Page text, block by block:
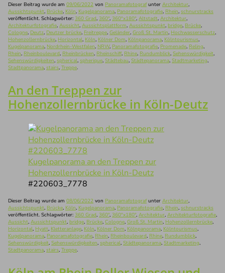
Dieser Beitrag wurde am 09/06/2022 von Panoramafotografunter Architektur,
Aussichtspunkt, Brücke, Köln, Kugelpanorama, Panoramafotografie, Rhein, schnurstracks
veröffentlicht. Schlagwörter: 360 Grad, 360°, 360°x180°, Altstadt, Architektur,
Architekturfotografie, Aussicht, Aussichtsplattform, Aussichtspunkt, bridge, Brücke,
Cologne, Deutz, Deutzer brücke, Freitreppe, Geländer, Groß St. Martin, Hochwasserschutz,
Hohenzollernbrücke, Horizontal, Köln, Kölner Dom, Kölnpanorama, Kölntourismus,
Kugelpanorama, Nordrhein-Westfalen, NRW, Panoramafotografie, Promenade, Reling,
Rhein, Rheinboulevard, Rheinbrücken, Rheinschiff, Rhine, Rundumblick, Sehenswürdigkeit,
Sehenswürdigkeiten, spherical, spherique, Städtebau, Städtepanorama, Stadtmarketing,
Stadtpanorama, stairs, Treppe.
An den Treppen zur
Hohenzollernbrücke in Köln-Deutz
Kugelpanorama an den Treppen zur
Hohenzollernbrücke in Köln-Deutz
#220603_7778
Dieser Beitrag wurde am 08/06/2022 von Panoramafotografunter Architektur,
Aussichtspunkt, Brücke, Köln, Kugelpanorama, Panoramafotografie, Rhein, schnurstracks
veröffentlicht. Schlagwörter: 360 Grad, 360°, 360°x180°, Architektur, Architekturfotografie,
Aussicht, Aussichtspunkt, bridge, Brücke, Cologne, Groß St. Martin, Hohenzollernbrücke,
Horizontal, Hyatt, Kletteranlage, Köln, Kölner Dom, Kölnpanorama, Kölntourismus,
Kugelpanorama, Panoramafotografie, Rhein, Rheinboulevard, Rhine, Rundumblick,
Sehenswürdigkeit, Sehenswürdigkeiten, spherical, Städtepanorama, Stadtmarketing,
Stadtpanorama, stairs, Treppe.